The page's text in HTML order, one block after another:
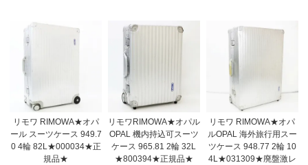
リモワ RIMOWA★オパ
ール スーツケース 949.7
0 4輪 82L★000034★正
規品★
リモワRIMOWA★オパル
OPAL 機内持込可スーツ
ケース 965.81 2輪 32L
★800394★正規品★
リモワ RIMOWA★オパ
ルOPAL 海外旅行用スー
ツケース 948.77 2輪 10
4L★031309★廃盤激レ